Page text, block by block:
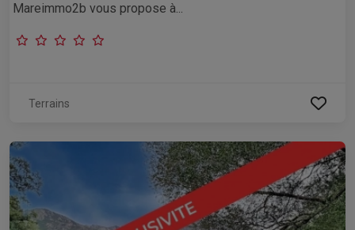
Mareimmo2b vous propose à...
Terrains